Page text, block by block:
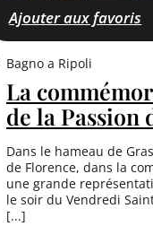
Ajouter aux favoris
Bagno a Ripoli
La
de la Passion
Dans le hameau de
de Florence, dans la
une grande
le soir du Vendredi
[...]